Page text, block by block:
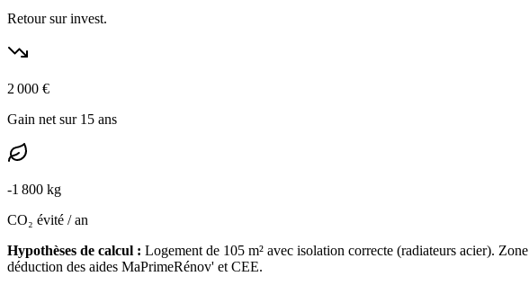
Retour sur invest.
2 000 €
Gain net sur 15 ans
-1 800 kg
CO₂ évité / an
Hypothèses de calcul : Logement de 105 m² avec isolation correcte (radiateurs acier). Zone
déduction des aides MaPrimeRénov' et CEE.